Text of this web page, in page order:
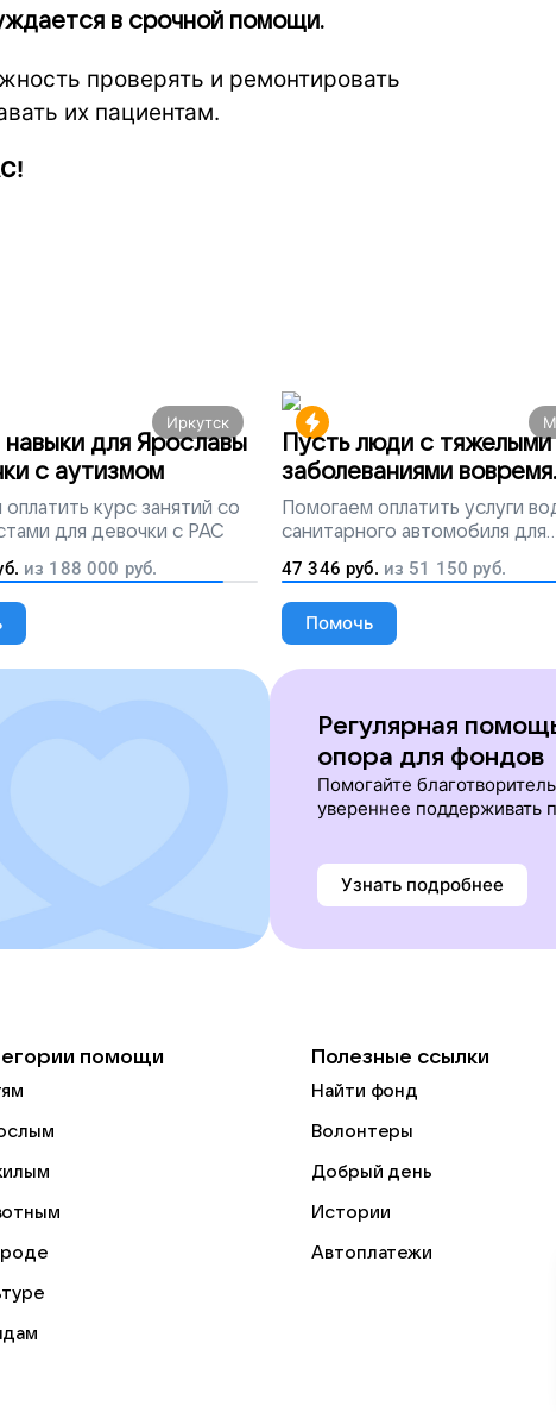
в срочной помощи.
проверять и ремонтировать
их пациентам.
Иркутск
для Ярославы
с аутизмом
оплатить курс занятий со
для девочки с РАС
из 188 000 руб.
Пусть люди с тяжелыми
заболеваниями вовремя
попадут на лечение
Помогаем оплатить услуги
санитарного автомобиля для
перевозки тяжелобольных
47 346 руб. из 51 150 руб.
Помочь
Регулярная
опора для фондов
Помогайте
увереннее поддерживать
Узнать подробнее
помощи Полезные ссылки
Найти фонд
Волонтеры
Добрый день
Истории
Автоплатежи